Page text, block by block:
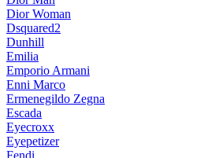
Dior Woman
Dsquared2
Dunhill
Emilia
Emporio Armani
Enni Marco
Ermenegildo Zegna
Escada
Eyecroxx
Eyepetizer